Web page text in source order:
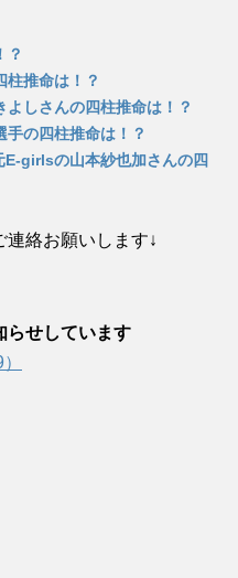
？
柱推命は！？
よしさんの四柱推命は！？
の四柱推命は！？
girlsの山本紗也加さんの四
連絡お願いします↓
らせしています